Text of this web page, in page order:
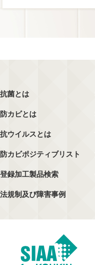
抗菌とは
防カビとは
抗ウイルスとは
防カビポジティブリスト
登録加工製品検索
法規制及び障害事例